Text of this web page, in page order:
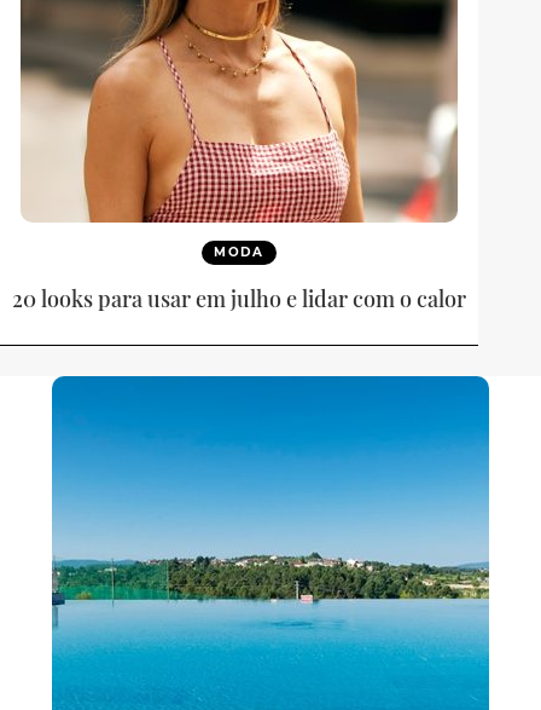
MODA
20 looks para usar em julho e lidar com o calor